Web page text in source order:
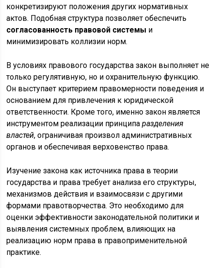
конкретизируют положения других нормативных
актов. Подобная структура позволяет обеспечить
согласованность правовой системы и
минимизировать коллизии норм.
В условиях правового государства закон выполняет не
только регулятивную, но и охранительную функцию.
Он выступает критерием правомерности поведения и
основанием для привлечения к юридической
ответственности. Кроме того, именно закон является
инструментом реализации принципаразделения
властей, ограничивая произвол административных
органов и обеспечивая верховенство права.
Изучение закона как источника права в теории
государства и права требует анализа его структуры,
механизмов действия и взаимосвязи с другими
формами правотворчества. Это необходимо для
оценки эффективности законодательной политики и
выявления системных проблем, влияющих на
реализацию норм права в правоприменительной
практике.